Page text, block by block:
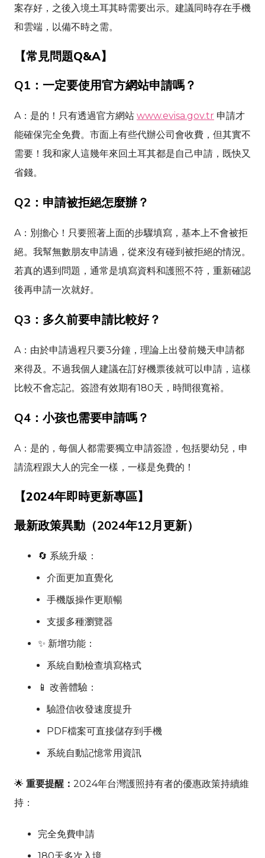
案存好，之後入境土耳其時需要出示。建議同時存在手機
和雲端，以備不時之需。
【常見問題Q&A】
Q1：一定要使用官方網站申請嗎？
A：是的！只有透過官方網站 www.evisa.gov.tr 申請才
能確保完全免費。市面上有些代辦公司會收費，但其實不
需要！我和家人這幾年來回土耳其都是自己申請，既快又
省錢。
Q2：申請被拒絕怎麼辦？
A：別擔心！只要照著上面的步驟填寫，基本上不會被拒
絕。我幫無數朋友申請過，從來沒有碰到被拒絕的情況。
若真的遇到問題，通常是填寫資料和護照不符，重新確認
後再申請一次就好。
Q3：多久前要申請比較好？
A：由於申請過程只要3分鐘，理論上出發前幾天申請都
來得及。不過我個人建議在訂好機票後就可以申請，這樣
比較不會忘記。簽證有效期有180天，時間很寬裕。
Q4：小孩也需要申請嗎？
A：是的，每個人都需要獨立申請簽證，包括嬰幼兒，申
請流程跟大人的完全一樣，一樣是免費的！
【2024年即時更新專區】
最新政策異動（2024年12月更新）
🔄 系統升級：
介面更加直覺化
手機版操作更順暢
支援多種瀏覽器
✨ 新增功能：
系統自動檢查填寫格式
📱 改善體驗：
驗證信收發速度提升
PDF檔案可直接儲存到手機
系統自動記憶常用資訊
🌟 重要提醒： 2024年台灣護照持有者的優惠政策持續維
持：
完全免費申請